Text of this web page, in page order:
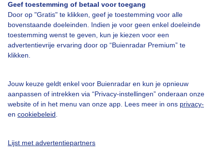
Geef toestemming of betaal voor toegang
Door op "Gratis" te klikken, geef je toestemming voor alle
bovenstaande doeleinden. Indien je voor geen enkel doeleinde
toestemming wenst te geven, kun je kiezen voor een
advertentievrije ervaring door op “Buienradar Premium” te
klikken.
Jouw keuze geldt enkel voor Buienradar en kun je opnieuw
aanpassen of intrekken via “Privacy-instellingen” onderaan onze
website of in het menu van onze app. Lees meer in ons privacy-
en cookiebeleid
Lijst met advertentiepartners
Contact
Toegankelijkheid
Gebruikersvoorwaarden
Adverteren
Privacy beleid
Cookie beleid